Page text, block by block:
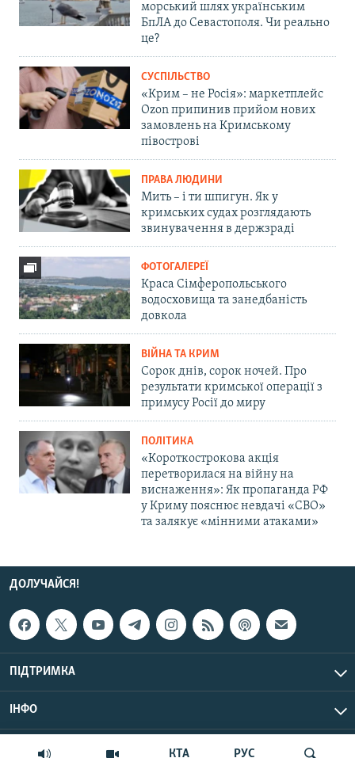
КТА РУС
морський шлях українським
БпЛА до Севастополя. Чи реально
це?
СУСПІЛЬСТВО
«Крим – не Росія»: маркетплейс
Ozon припинив прийом нових
замовлень на Кримському
півострові
ПРАВА ЛЮДИНИ
Мить – і ти шпигун. Як у
кримських судах розглядають
звинувачення в держзраді
ФОТОГАЛЕРЕЇ
Краса Сімферопольського
водосховища та занедбаність
довкола
ВІЙНА ТА КРИМ
Сорок днів, сорок ночей. Про
результати кримської операції з
примусу Росії до миру
ПОЛІТИКА
«Короткострокова акція
перетворилася на війну на
виснаження»: Як пропаганда РФ
у Криму пояснює невдачі «СВО»
та залякує «мінними атаками»
ДОЛУЧАЙСЯ!
ПІДТРИМКА
ІНФО
© Крим.Реалії, 2026 | Усі права застережено.